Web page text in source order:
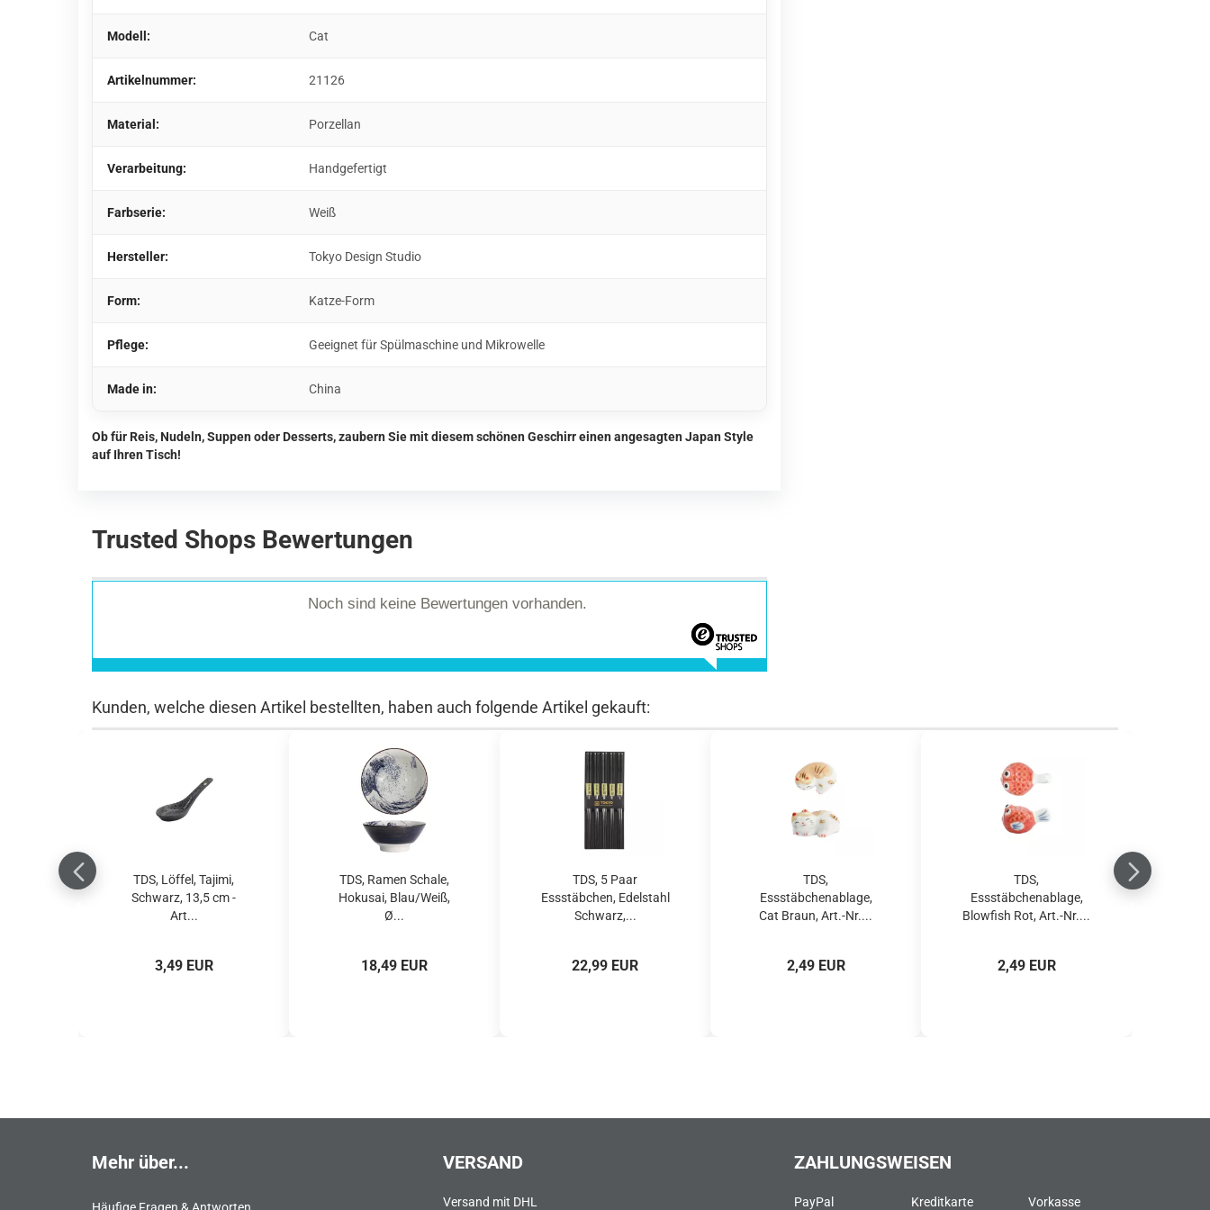
Modell: Cat
Artikelnummer: 21126
Material: Porzellan
Verarbeitung: Handgefertigt
Farbserie: Weiß
Hersteller: Tokyo Design Studio
Form: Katze-Form
Pflege: Geeignet für Spülmaschine und Mikrowelle
Made in: China
Ob für Reis, Nudeln, Suppen oder Desserts, zaubern Sie mit diesem schönen Geschirr einen angesagten Japan Style
auf Ihren Tisch!
Trusted Shops Bewertungen
Noch sind keine Bewertungen vorhanden.
Kunden, welche diesen Artikel bestellten, haben auch folgende Artikel gekauft:
TDS, Löffel, Tajimi,
Schwarz, 13,5 cm -
Art...
3,49 EUR
TDS, Ramen Schale,
Hokusai, Blau/Weiß,
Ø...
18,49 EUR
TDS, 5 Paar
Essstäbchen, Edelstahl
Schwarz,...
22,99 EUR
TDS,
Essstäbchenablage,
Cat Braun, Art.-Nr....
2,49 EUR
TDS,
Essstäbchenablage,
Blowfish Rot, Art.-Nr....
2,49 EUR
Mehr über... VERSAND
Versand mit DHL
ZAHLUNGSWEISEN
PayPal Kreditkarte Vorkasse